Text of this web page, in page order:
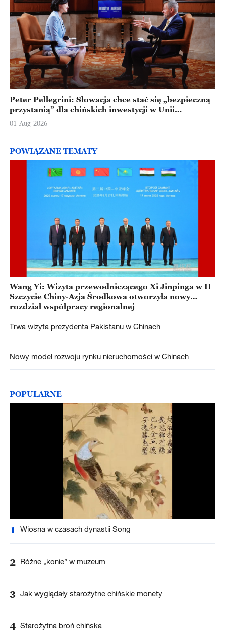
Peter Pellegrini: Słowacja chce stać się „bezpieczną
przystanią” dla chińskich inwestycji w Unii
Europejskiej
01-Aug-2026
POWIĄZANE TEMATY
Wang Yi: Wizyta przewodniczącego Xi Jinpinga w II
Szczycie Chiny-Azja Środkowa otworzyła nowy
rozdział współpracy regionalnej
Trwa wizyta prezydenta Pakistanu w Chinach
Nowy model rozwoju rynku nieruchomości w Chinach
POPULARNE
1 Wiosna w czasach dynastii Song
2 Różne „konie” w muzeum
3 Jak wyglądały starożytne chińskie monety
4 Starożytna broń chińska